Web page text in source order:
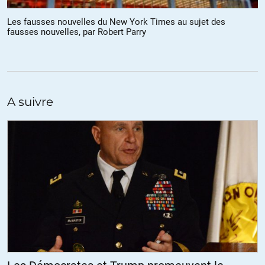
Tout à fait. Je dis toujours de ceux qui disent que le clivage
Que le PS ne soit plus de gauche est une certitude (certains diraient
Je plussoie également sur le traitement médiatique des « autres »
candidats. Il est insupportable d’écouter une ITW par P. Cohen,
pour ne citer que lui, et de constater la différence de traitement
entre un Macron ou équivalent où ils sont, sinon mielleux, au
minimum sans aucun esprit critique avec effectivement un
Mélenchon, toujours ramené à un horrible bolivarien, une Le Pen,
systématiquement harcelée, ou un Poutou, considéré comme un
ALERTER
JLR72//12.05.2017 à 15h23
Les fausses nouvelles du New York Times au sujet des
fausses nouvelles, par Robert Parry
A suivre